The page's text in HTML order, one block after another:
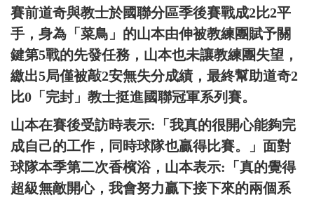
賽前道奇與教士於國聯分區季後賽戰成2比2平
手，身為「菜鳥」的山本由伸被教練團賦予關
鍵第5戰的先發任務，山本也未讓教練團失望，
繳出5局僅被敲2安無失分成績，最終幫助道奇2
比0「完封」教士挺進國聯冠軍系列賽。
山本在賽後受訪時表示:「我真的很開心能夠完
成自己的工作，同時球隊也贏得比賽。」面對
球隊本季第二次香檳浴，山本表示:「真的覺得
超級無敵開心，我會努力贏下接下來的兩個系